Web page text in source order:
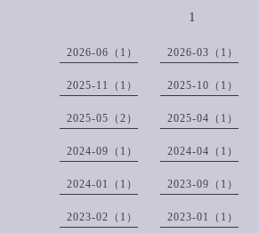
1
2026-06（1） 2026-03（1）
2025-11（1） 2025-10（1）
2025-05（2） 2025-04（1）
2024-09（1） 2024-04（1）
2024-01（1） 2023-09（1）
2023-02（1） 2023-01（1）